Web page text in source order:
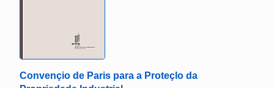
Convençio de Paris para a Proteçlo da